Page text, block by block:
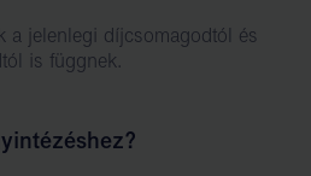
a jelenlegi díjcsomagodtól és
is függnek.